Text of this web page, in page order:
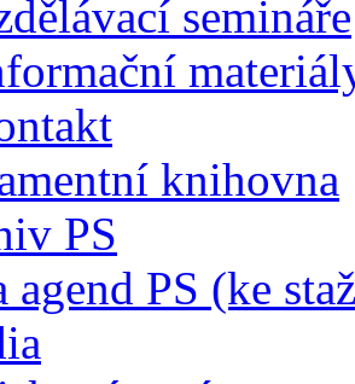
semináře
knihovna
PS
agend PS (ke